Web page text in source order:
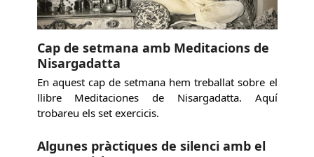
Cap de setmana amb Meditacions de
Nisargadatta
En aquest cap de setmana hem treballat sobre el
llibre Meditaciones de Nisargadatta. Aquí
trobareu els set exercicis.
Algunes pràctiques de silenci amb el